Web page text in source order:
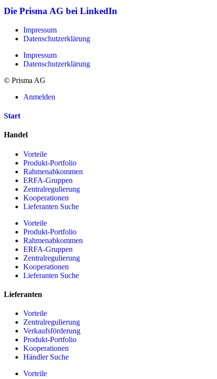
Die Prisma AG bei LinkedIn
Impressum
Datenschutzerklärung
Impressum
Datenschutzerklärung
© Prisma AG
Anmelden
Start
Handel
Vorteile
Produkt-Portfolio
Rahmenabkommen
ERFA-Gruppen
Zentralregulierung
Kooperationen
Lieferanten Suche
Vorteile
Produkt-Portfolio
Rahmenabkommen
ERFA-Gruppen
Zentralregulierung
Kooperationen
Lieferanten Suche
Lieferanten
Vorteile
Zentralregulierung
Verkaufsförderung
Produkt-Portfolio
Kooperationen
Händler Suche
Vorteile